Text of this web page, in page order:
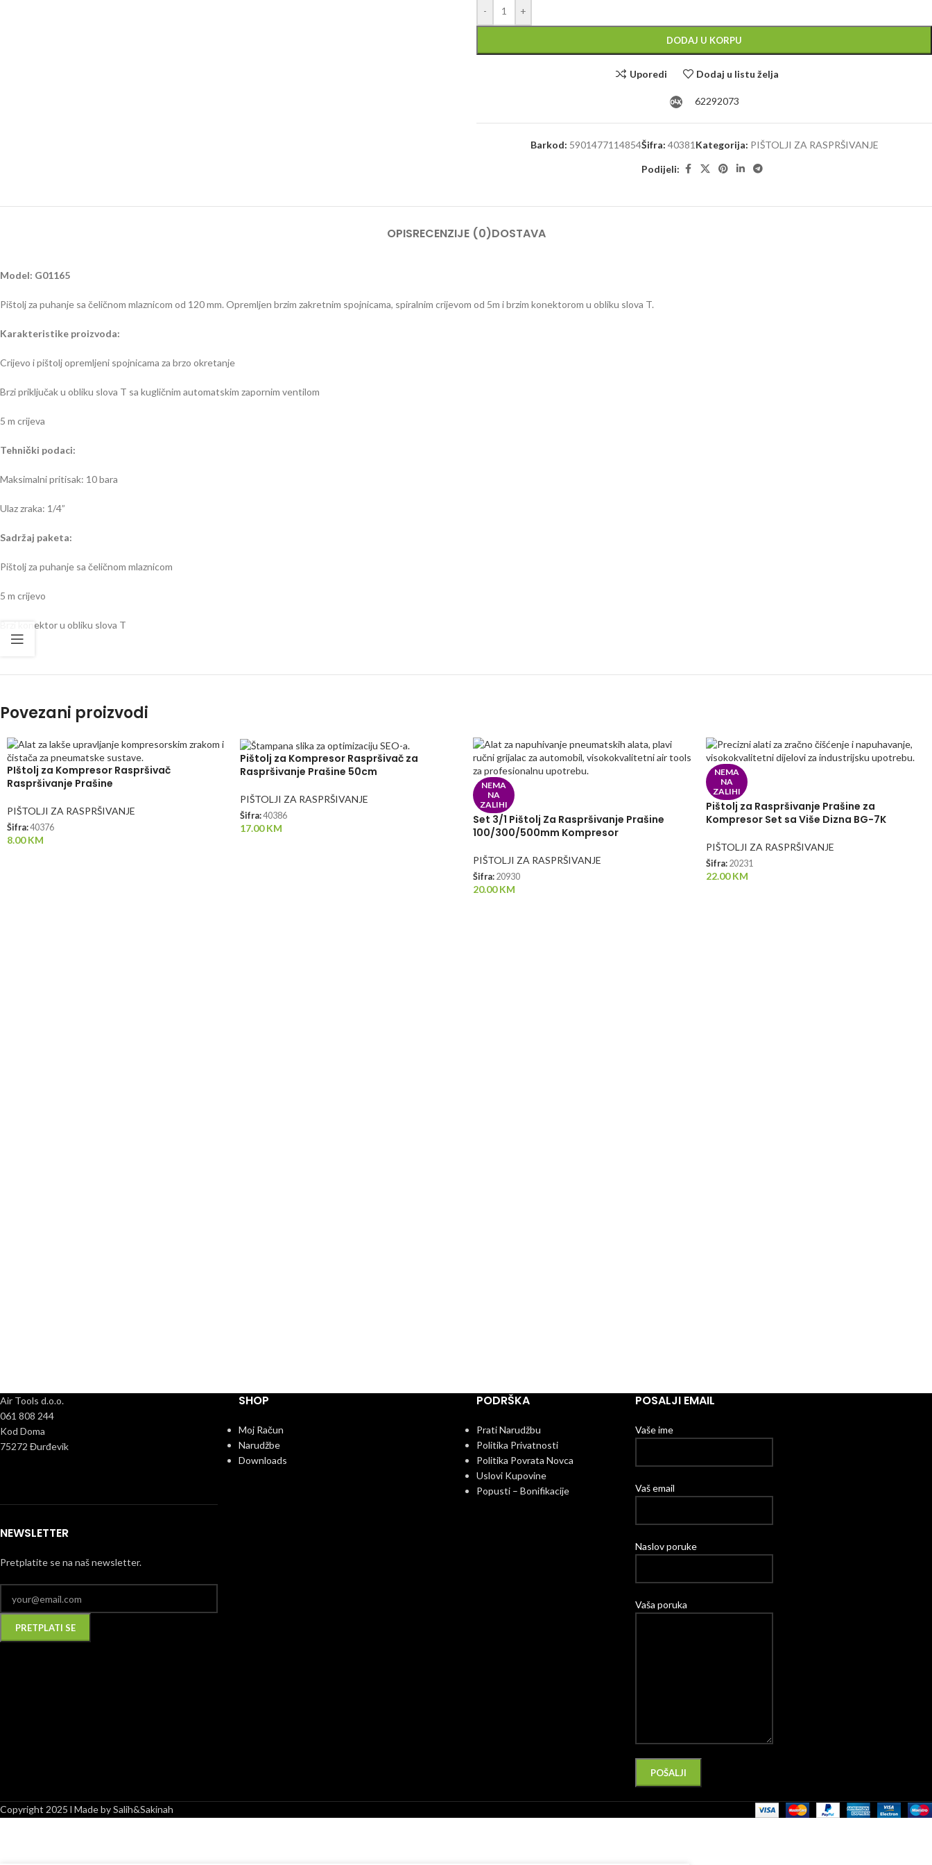
- +
DODAJ U KORPU
Uporedi Dodaj u listu želja
62292073
Barkod: 5901477114854Šifra: 40381 Kategorija: PIŠTOLJI ZA RASPRŠIVANJE
Podijeli:
OPISRECENZIJE (0)DOSTAVA
Model: G01165
Pištolj za puhanje sa čeličnom mlaznicom od 120 mm. Opremljen brzim zakretnim spojnicama, spiralnim crijevom od 5m i brzim konektorom u obliku slova T.
Karakteristike proizvoda:
Crijevo i pištolj opremljeni spojnicama za brzo okretanje
Brzi priključak u obliku slova T sa kugličnim automatskim zapornim ventilom
5 m crijeva
Tehnički podaci:
Maksimalni pritisak: 10 bara
Ulaz zraka: 1/4”
Sadržaj paketa:
Pištolj za puhanje sa čeličnom mlaznicom
5 m crijevo
Brzi konektor u obliku slova T
Povezani proizvodi
PIštolj za Kompresor Raspršivač
Raspršivanje Prašine
PIŠTOLJI ZA RASPRŠIVANJE
Šifra:40376
8.00KM
Pištolj za Kompresor Raspršivač za
Raspršivanje Prašine 50cm
PIŠTOLJI ZA RASPRŠIVANJE
Šifra:40386
17.00KM
NEMA
NA
ZALIHI
Set 3/1 Pištolj Za Raspršivanje Prašine
100/300/500mm Kompresor
PIŠTOLJI ZA RASPRŠIVANJE
Šifra: 20930
20.00KM
NEMA
NA
ZALIHI
Pištolj za Raspršivanje Prašine za
Kompresor Set sa Više Dizna BG-7K
PIŠTOLJI ZA RASPRŠIVANJE
Šifra: 20231
22.00KM
Air Tools d.o.o.
061 808 244
Kod Doma
75272 Đurđevik
NEWSLETTER
Pretplatite se na naš newsletter.
SHOP
Moj Račun
Narudžbe
Downloads
PODRŠKA
Prati Narudžbu
Politika Privatnosti
Politika Povrata Novca
Uslovi Kupovine
Popusti – Bonifikacije
POSALJI EMAIL
Vaše ime
Vaš email
Naslov poruke
Vaša poruka
Copyright 2025 l Made by Salih&Sakinah